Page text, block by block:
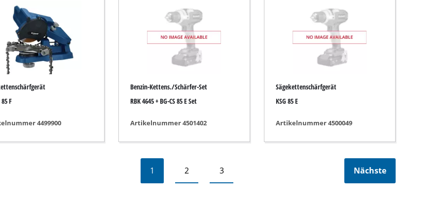
85 F
4499900
Benzin-Kettens./Schärfer-Set
RBK 4645 + BG-CS 85 E Set
Artikelnummer 4501402
Sägekettenschärfgerät
KSG 85 E
Artikelnummer 4500049
1 2 3 Nächste